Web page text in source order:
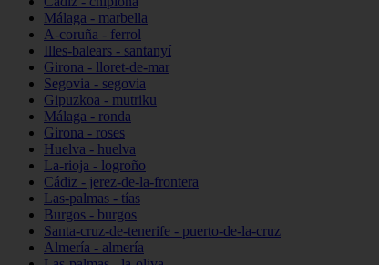
Málaga - marbella
A-coruña - ferrol
Illes-balears - santanyí
Girona - lloret-de-mar
Segovia - segovia
Gipuzkoa - mutriku
Málaga - ronda
Girona - roses
Huelva - huelva
La-rioja - logroño
Cádiz - jerez-de-la-frontera
Las-palmas - tías
Burgos - burgos
Santa-cruz-de-tenerife - puerto-de-la-cruz
Almería - almería